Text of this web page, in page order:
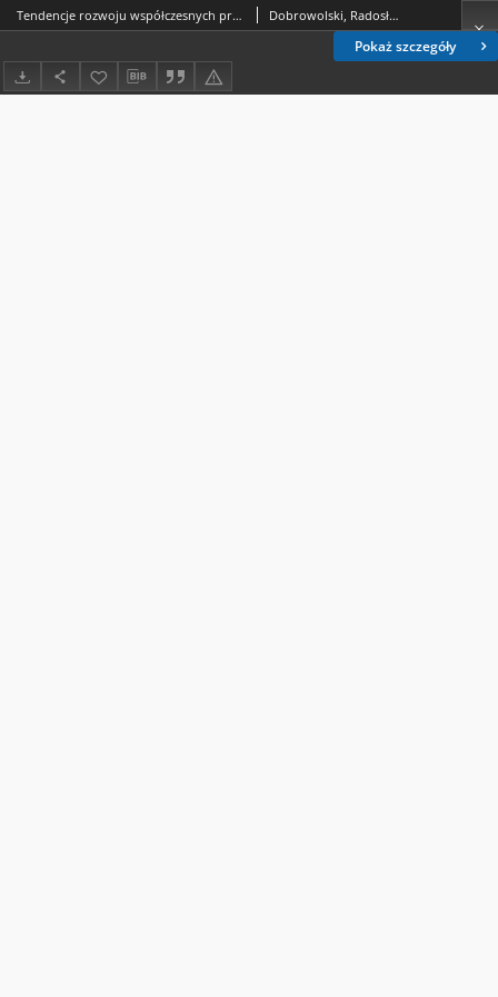
Pokaż szczegóły
Tendencje rozwoju współczesnych procesów krasowych w zasięgu oddziaływania ujęcia wód podziemnych „Wierzchowiska” koło Świdnika (Wyżyna Lubelska) Dobrowolski, Radosław (1964- )